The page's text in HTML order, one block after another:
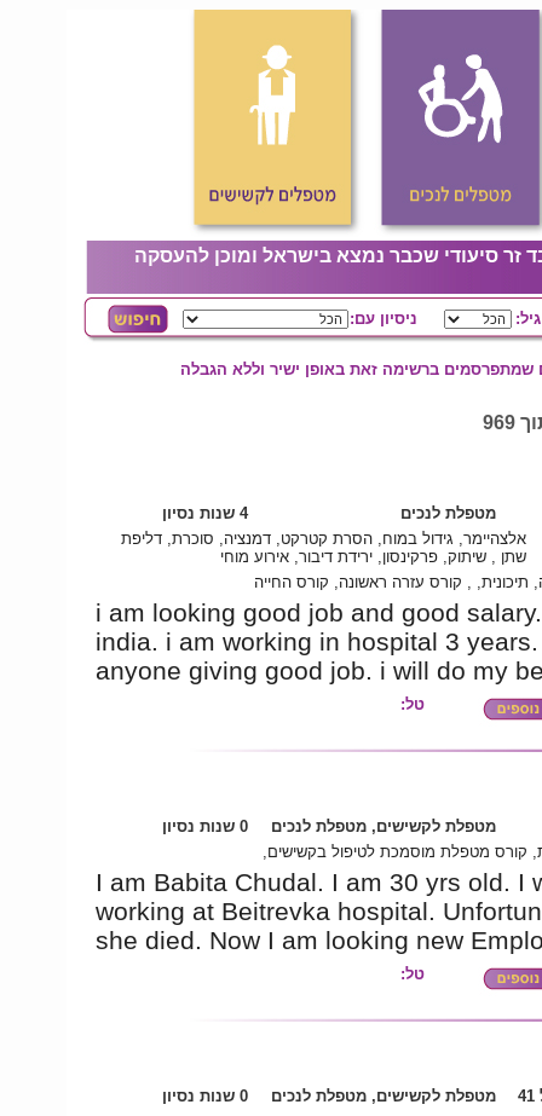
זר סיעודי שכבר נמצא בישראל ומוכן להעסקה
גיל: ניסיון עם:
שמתפרסמים ברשימה זאת באופן ישיר וללא הגבלה
מטפלת לנכים
4 שנות נסיון
אלצהיימר, גידול במוח, הסרת קטרקט, דמנציה, סוכרת, דליפת
שתן , שיתוק, פרקינסון, ירידת דיבור, אירוע מוחי
תיכונית, , קורס עזרה ראשונה, קורס החייה
i am looking good job and good
india. i am working in hospital 3
anyone giving good job. i will do my
טל:
מטפלת לקשישים, מטפלת לנכים
0 שנות נסיון
קורס מטפלת מוסמכת לטיפול בקשישים,
I am Babita Chudal. I am 30 yrs old. I
working at Beitrevka hospital.
she died. Now I am looking new
טל:
מטפלת לקשישים, מטפלת לנכים
0 שנות נסיון